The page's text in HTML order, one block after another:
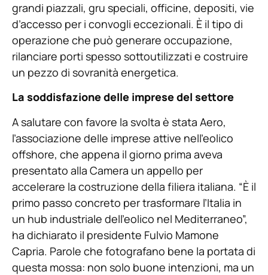
grandi piazzali, gru speciali, officine, depositi, vie
d’accesso per i convogli eccezionali. È il tipo di
operazione che può generare occupazione,
rilanciare porti spesso sottoutilizzati e costruire
un pezzo di sovranità energetica.
La soddisfazione delle imprese del settore
A salutare con favore la svolta è stata Aero,
l’associazione delle imprese attive nell’eolico
offshore, che appena il giorno prima aveva
presentato alla Camera un appello per
accelerare la costruzione della filiera italiana. “È il
primo passo concreto per trasformare l’Italia in
un hub industriale dell’eolico nel Mediterraneo”,
ha dichiarato il presidente Fulvio Mamone
Capria. Parole che fotografano bene la portata di
questa mossa: non solo buone intenzioni, ma un